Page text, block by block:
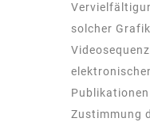
solcher
Zustimmung